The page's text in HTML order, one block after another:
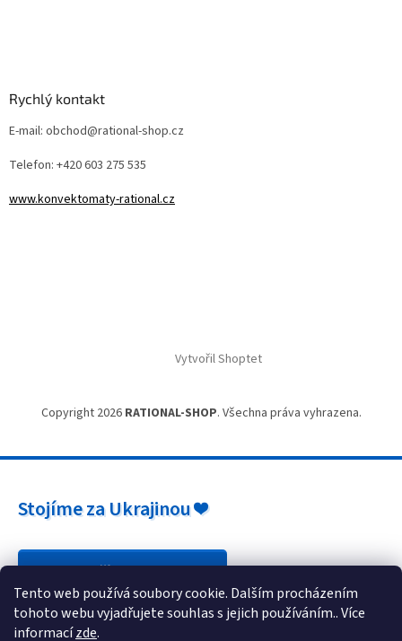
Tento web používá soubory cookie. Dalším procházením
tohoto webu vyjadřujete souhlas s jejich používáním.. Více
informacízde.
Rychlý kontakt
E-mail: obchod@rational-shop.cz
Telefon: +420 603 275 535
www.konvektomaty-rational.cz
Vytvořil Shoptet
Copyright 2026 RATIONAL-SHOP. Všechna práva vyhrazena.
Stojíme za Ukrajinou ❤️
Jak a čím pomoci »